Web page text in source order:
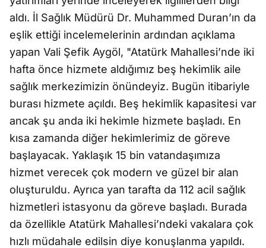
aldı. İl Sağlık Müdürü Dr. Muhammed Duran’ın da
eşlik ettiği incelemelerinin ardından açıklama
yapan Vali Şefik Aygöl, "Atatürk Mahallesi’nde iki
hafta önce hizmete aldığımız beş hekimlik aile
sağlık merkezimizin önündeyiz. Bugün itibariyle
burası hizmete açıldı. Beş hekimlik kapasitesi var
ancak şu anda iki hekimle hizmete başladı. En
kısa zamanda diğer hekimlerimiz de göreve
başlayacak. Yaklaşık 15 bin vatandaşımıza
hizmet verecek çok modern ve güzel bir alan
oluşturuldu. Ayrıca yan tarafta da 112 acil sağlık
hizmetleri istasyonu da göreve başladı. Burada
da özellikle Atatürk Mahallesi’ndeki vakalara çok
hızlı müdahale edilsin diye konuşlanma yapıldı.